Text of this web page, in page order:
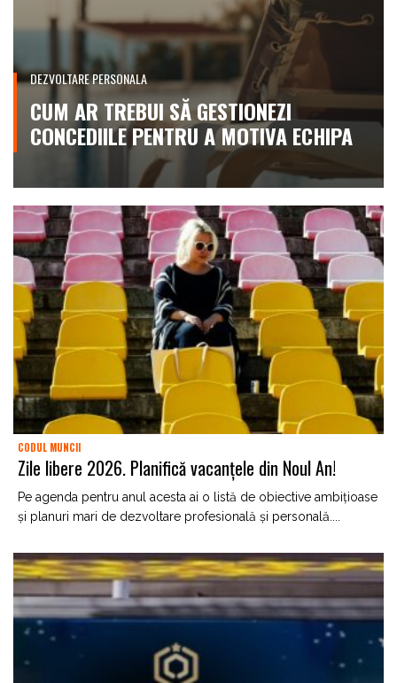
DEZVOLTARE PERSONALA
CUM AR TREBUI SĂ GESTIONEZI
CONCEDIILE PENTRU A MOTIVA ECHIPA
CODUL MUNCII
Zile libere 2026. Planifică vacanțele din Noul An!
Pe agenda pentru anul acesta ai o listă de obiective ambițioase
și planuri mari de dezvoltare profesională și personală....